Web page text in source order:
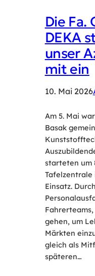
Die Fa.
DEKA
unser
mit ein
10. Mai 2026
Am 5. Mai
Basak
starteten um
Tafelzentrale
Einsatz.
gehen, um
Märkten
gleich als
späteren…